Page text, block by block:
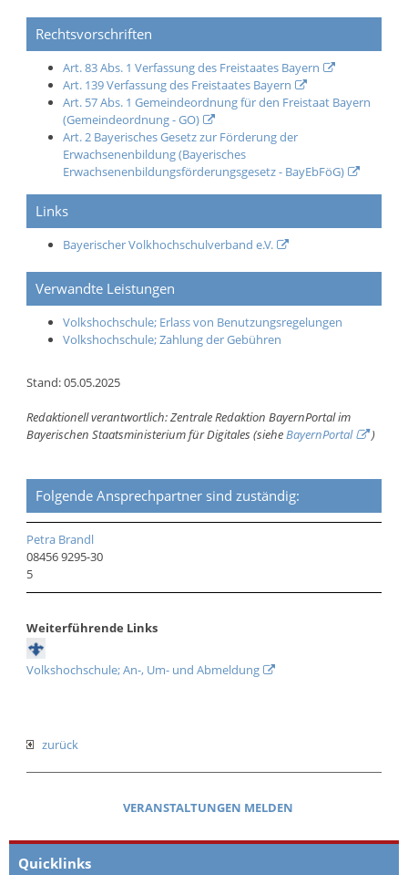
Rechtsvorschriften
Art. 83 Abs. 1 Verfassung des Freistaates Bayern
Art. 139 Verfassung des Freistaates Bayern
Art. 57 Abs. 1 Gemeindeordnung für den Freistaat Bayern
(Gemeindeordnung - GO)
Art. 2 Bayerisches Gesetz zur Förderung der
Erwachsenenbildung (Bayerisches
Erwachsenenbildungsförderungsgesetz - BayEbFöG)
Links
Bayerischer Volkhochschulverband e.V.
Verwandte Leistungen
Volkshochschule; Erlass von Benutzungsregelungen
Volkshochschule; Zahlung der Gebühren
Stand: 05.05.2025
Redaktionell verantwortlich: Zentrale Redaktion BayernPortal im
Bayerischen Staatsministerium für Digitales (sieheBayernPortal )
Folgende Ansprechpartner sind zuständig:
Petra Brandl
08456 9295-30
5
Weiterführende Links
Volkshochschule; An-, Um- und Abmeldung
zurück
VERANSTALTUNGEN MELDEN
Quicklinks